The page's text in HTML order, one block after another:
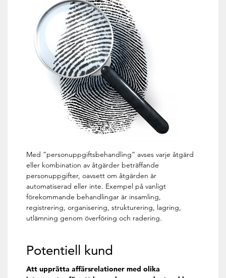
Med ”personuppgiftsbehandling” avses varje åtgärd
eller kombination av åtgärder beträffande
personuppgifter, oavsett om åtgärden är
automatiserad eller inte. Exempel på vanligt
förekommande behandlingar är insamling,
registrering, organisering, strukturering, lagring,
utlämning genom överföring och radering.
Potentiell kund
Att upprätta affärsrelationer med olika